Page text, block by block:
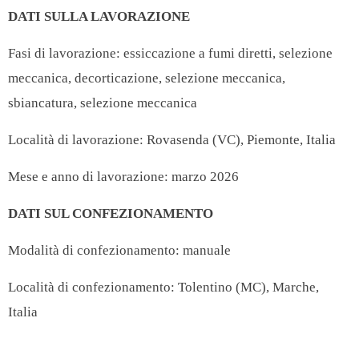
DATI SULLA LAVORAZIONE
Fasi di lavorazione: essiccazione a fumi diretti, selezione
meccanica, decorticazione, selezione meccanica,
sbiancatura, selezione meccanica
Località di lavorazione: Rovasenda (VC), Piemonte, Italia
Mese e anno di lavorazione: marzo 2026
DATI SUL CONFEZIONAMENTO
Modalità di confezionamento: manuale
Località di confezionamento: Tolentino (MC), Marche,
Italia